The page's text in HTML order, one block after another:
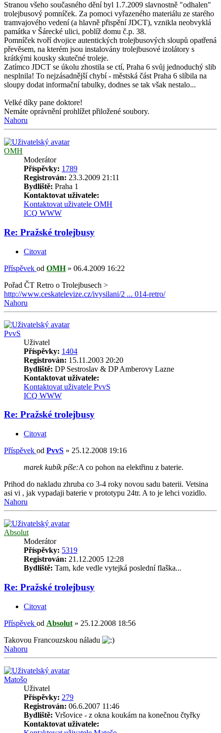
Stranou všeho současného dění byl 1.7.2009 slavnostně "odhalen"
trolejbusový pomníček. Za pomoci vyřazeného materiálu ze starého
tramvajového vedení (a hlavně přispění JDCT), vznikla neobvyklá
památka v Šárecké ulici, poblíž domu č.p. 38.
Pomníček tvoří dvojice autentických trolejbusových sloupů opatřená
převěsem, na kterém jsou instalovány trolejbusové izolátory s
krátkými kousky skutečné troleje.
Zatímco JDCT se úkolu zhostila se ctí, Praha 6 svůj jednoduchý slib
nesplnila! To nejzásadnější chybí - městská část Praha 6 slíbila na
sloupy dodat informační tabulky, dodnes se tak však nestalo...
Velké díky pane doktore!
Nemáte oprávnění prohlížet přiložené soubory.
Nahoru
OMH
Moderátor
Příspěvky: 1789
Registrován: 23.3.2009 21:11
Bydliště: Praha 1
Kontaktovat uživatele:
Kontaktovat uživatele OMH
ICQ WWW
Re: Pražské trolejbusy
Citovat
Příspěvek od OMH» 06.4.2009 16:22
Pořad ČT Retro o Trolejbusech >
http://www.ceskatelevize.cz/ivysilani/2 ... 014-retro/
Nahoru
PvvS
Uživatel
Příspěvky: 1404
Registrován: 15.11.2003 20:20
Bydliště: DP Sestroslav & DP Amberovy Lazne
Kontaktovat uživatele:
Kontaktovat uživatele PvvS
ICQ WWW
Re: Pražské trolejbusy
Citovat
Příspěvek od PvvS » 25.12.2008 19:16
marek kubík píše:A co pohon na elektřinu z baterie.
Prihod do nakladu zhruba co 3-4 roky novou sadu baterii. Vetsina
asi vi , jak vypadaji baterie v prototypu 24tr. A to je lehci vozidlo.
Nahoru
Absolut
Moderátor
Příspěvky: 5319
Registrován: 21.12.2005 12:28
Bydliště: Tam, kde vedle vytejká poslední flaška...
Re: Pražské trolejbusy
Citovat
Příspěvek od Absolut » 25.12.2008 18:56
Takovou Francouzskou náladu
Nahoru
Matošo
Uživatel
Příspěvky: 279
Registrován: 06.6.2007 11:46
Bydliště: Vršovice - z okna koukám na konečnou čtyřky
Kontaktovat uživatele: